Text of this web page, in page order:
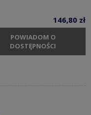
146,80 zł
POWIADOM O
DOSTĘPNOŚCI